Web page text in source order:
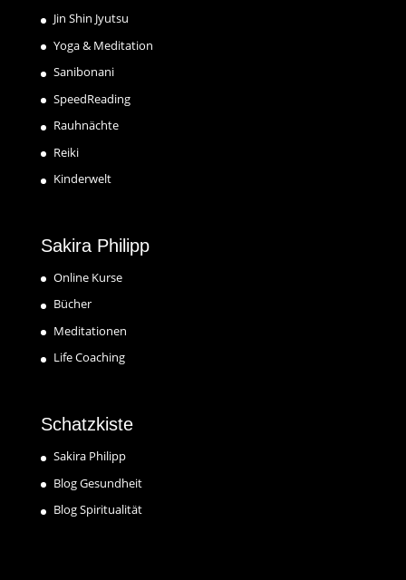
Jin Shin Jyutsu
Yoga & Meditation
Sanibonani
SpeedReading
Rauhnächte
Reiki
Kinderwelt
Sakira Philipp
Online Kurse
Bücher
Meditationen
Life Coaching
Schatzkiste
Sakira Philipp
Blog Gesundheit
Blog Spiritualität